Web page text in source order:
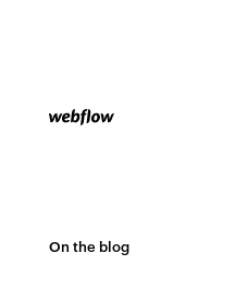
On the blog